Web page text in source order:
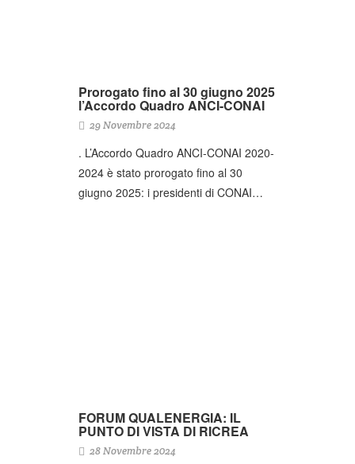
Prorogato fino al 30 giugno 2025
l’Accordo Quadro ANCI-CONAI
29 Novembre 2024
. L’Accordo Quadro ANCI-CONAI 2020-
2024 è stato prorogato fino al 30
giugno 2025: i presidenti di CONAI…
FORUM QUALENERGIA: IL
PUNTO DI VISTA DI RICREA
28 Novembre 2024